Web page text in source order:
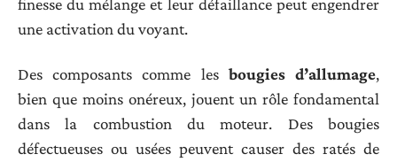
finesse du mélange et leur défaillance peut engendrer
une activation du voyant.
Des composants comme les bougies d’allumage,
bien que moins onéreux, jouent un rôle fondamental
dans la combustion du moteur. Des bougies
défectueuses ou usées peuvent causer des ratés de